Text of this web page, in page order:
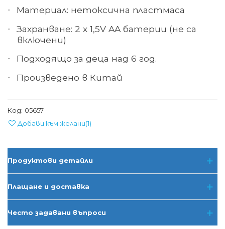
· Материал: нетоксична пластмаса
· Захранване: 2 х 1,5V AAбатерии (не са
включени)
· Подходящо за деца над 6 год.
· Произведено в Китай
Код: 05657
Добави към желани(1)
Продуктови детайли
Плащане и доставка
Често задавани въпроси